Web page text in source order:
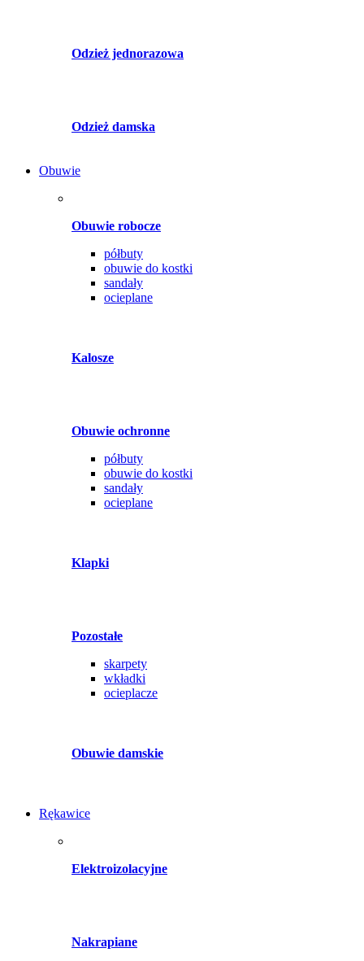
Odzież jednorazowa
Odzież damska
Obuwie
Obuwie robocze
półbuty
obuwie do kostki
sandały
ocieplane
Kalosze
Obuwie ochronne
półbuty
obuwie do kostki
sandały
ocieplane
Klapki
Pozostałe
skarpety
wkładki
ocieplacze
Obuwie damskie
Rękawice
Elektroizolacyjne
Nakrapiane